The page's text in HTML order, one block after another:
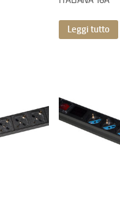
Leggi tutto